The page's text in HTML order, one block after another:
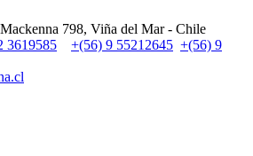
Mackenna 798, Viña del Mar - Chile
3619585 +(56) 9 55212645 +(56) 9